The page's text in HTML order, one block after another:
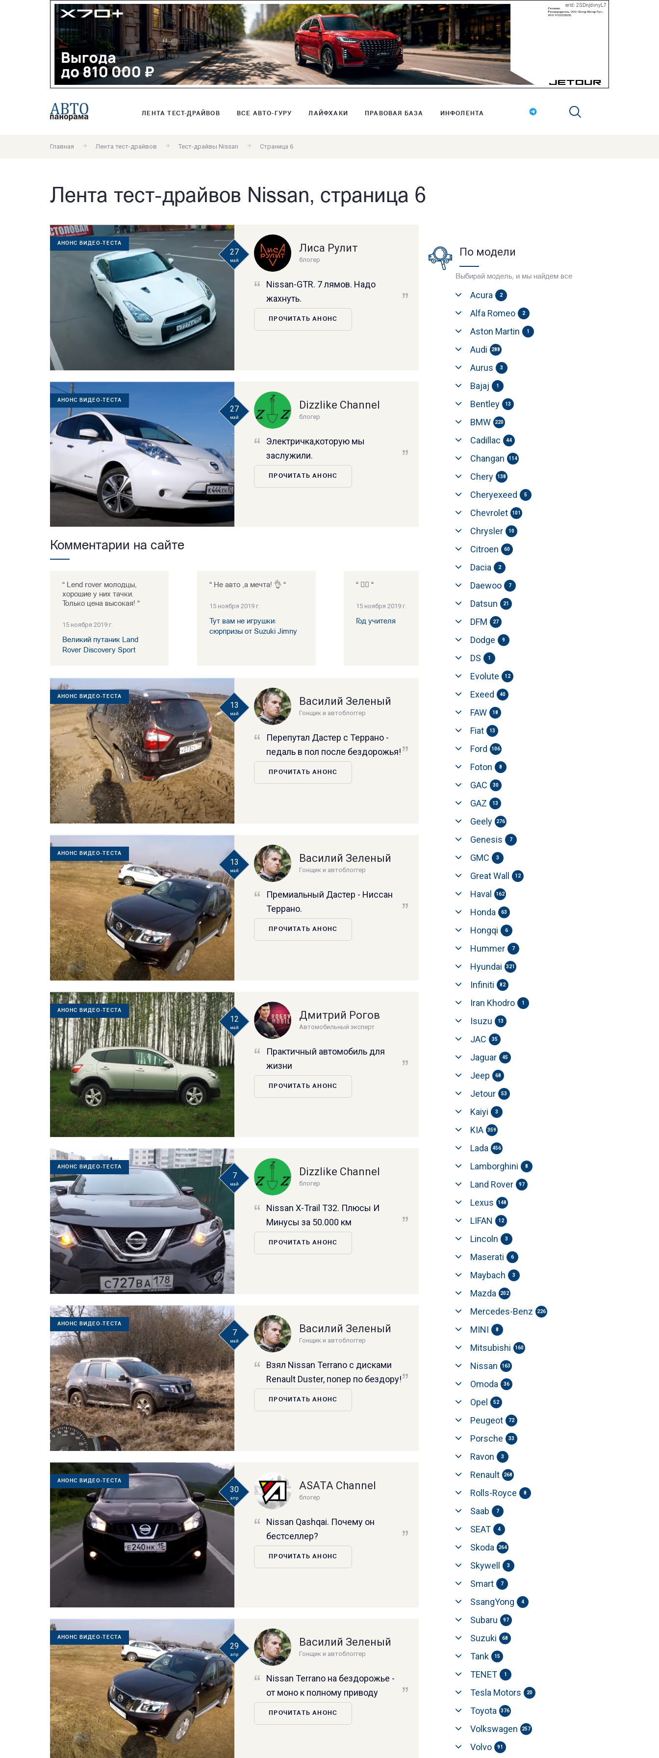
erid: 2SDnjdvnyL7
ЛЕНТА ТЕСТ-ДРАЙВОВ ВСЕ АВТО-ГУРУ ЛАЙФХАКИ ПРАВОВАЯ БАЗА ИНФОЛЕНТА
Главная Лента тест-драйвов Тест-драйвы Nissan Страница 6
Лента тест-драйвов Nissan, страница 6
АНОНС ВИДЕО-ТЕСТА
27
май
Лиса Рулит
блогер
Nissan-GTR. 7 лямов. Надо
жахнуть.
ПРОЧИТАТЬ АНОНС
АНОНС ВИДЕО-ТЕСТА
27
май
Dizzlike Channel
блогер
Электричка,которую мы
заслужили.
ПРОЧИТАТЬ АНОНС
Комментарии на сайте
“ Lend rover молодцы,
хорошие у них тачки.
Только цена высокая! “
15 ноября 2019 г.
Великий путаник Land
Rover Discovery Sport
“ Не авто ,а мечта! 👌 “
15 ноября 2019 г.
Тут вам не игрушки:
сюрпризы от Suzuki Jimny
“ 👍🏻 “
15 ноября 2019 г.
Год учителя
АНОНС ВИДЕО-ТЕСТА
13
май
Василий Зеленый
Гонщик и автоблоггер
Перепутал Дастер с Террано -
педаль в пол после бездорожья!
ПРОЧИТАТЬ АНОНС
АНОНС ВИДЕО-ТЕСТА
13
май
Василий Зеленый
Гонщик и автоблоггер
Премиальный Дастер - Ниссан
Террано.
ПРОЧИТАТЬ АНОНС
АНОНС ВИДЕО-ТЕСТА
12
май
Дмитрий Рогов
Автомобильный эксперт
Практичный автомобиль для
жизни
ПРОЧИТАТЬ АНОНС
АНОНС ВИДЕО-ТЕСТА
7
май
Dizzlike Channel
блогер
Nissan X-Trail T32. Плюсы И
Минусы за 50.000 км
ПРОЧИТАТЬ АНОНС
АНОНС ВИДЕО-ТЕСТА
7
май
Василий Зеленый
Гонщик и автоблоггер
Взял Nissan Terrano с дисками
Renault Duster, попер по бездору!
ПРОЧИТАТЬ АНОНС
АНОНС ВИДЕО-ТЕСТА
30
апр
ASATA Channel
блогер
Nissan Qashqai. Почему он
бестселлер?
ПРОЧИТАТЬ АНОНС
АНОНС ВИДЕО-ТЕСТА
29
апр
Василий Зеленый
Гонщик и автоблоггер
Nissan Terrano на бездорожье -
от моно к полному приводу
ПРОЧИТАТЬ АНОНС
По модели
Выбирай модель, и мы найдем все
Acura 2
Alfa Romeo 2
Aston Martin 1
Audi 288
Aurus 3
Bajaj 1
Bentley 13
BMW 220
Cadillac 44
Changan 114
Chery 138
Cheryexeed 5
Chevrolet 101
Chrysler 10
Citroen 60
Dacia 2
Daewoo 7
Datsun 21
DFM 27
Dodge 9
DS 1
Evolute 12
Exeed 40
FAW 18
Fiat 13
Ford 106
Foton 8
GAC 30
GAZ 13
Geely 276
Genesis 7
GMC 3
Great Wall 12
Haval 162
Honda 63
Hongqi 6
Hummer 7
Hyundai 321
Infiniti 82
Iran Khodro 1
Isuzu 13
JAC 35
Jaguar 45
Jeep 68
Jetour 53
Kaiyi 3
KIA 359
Lada 456
Lamborghini 8
Land Rover 97
Lexus 148
LIFAN 12
Lincoln 3
Maserati 6
Maybach 3
Mazda 202
Mercedes-Benz 226
MINI 8
Mitsubishi 160
Nissan 163
Omoda 36
Opel 52
Peugeot 72
Porsche 33
Ravon 3
Renault 268
Rolls-Royce 8
Saab 7
SEAT 4
Skoda 264
Skywell 3
Smart 7
SsangYong 4
Subaru 97
Suzuki 68
Tank 15
TENET 1
Tesla Motors 20
Toyota 376
Volkswagen 257
Volvo 91